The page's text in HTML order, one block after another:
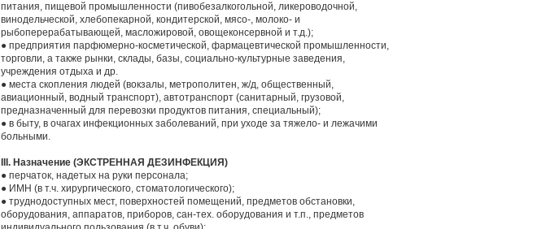
питания, пищевой промышленности (пивобезалкогольной, ликероводочной,
винодельческой, хлебопекарной, кондитерской, мясо-, молоко- и
рыбоперерабатывающей, масложировой, овощеконсервной и т.д.);
● предприятия парфюмерно-косметической, фармацевтической промышленности,
торговли, а также рынки, склады, базы, социально-культурные заведения,
учреждения отдыха и др.
● места скопления людей (вокзалы, метрополитен, ж/д, общественный,
авиационный, водный транспорт), автотранспорт (санитарный, грузовой,
предназначенный для перевозки продуктов питания, специальный);
● в быту, в очагах инфекционных заболеваний, при уходе за тяжело- и лежачими
больными.
III. Назначение (ЭКСТРЕННАЯ ДЕЗИНФЕКЦИЯ)
● перчаток, надетых на руки персонала;
● ИМН (в т.ч. хирургического, стоматологического);
● труднодоступных мест, поверхностей помещений, предметов обстановки,
оборудования, аппаратов, приборов, сан-тех. оборудования и т.п., предметов